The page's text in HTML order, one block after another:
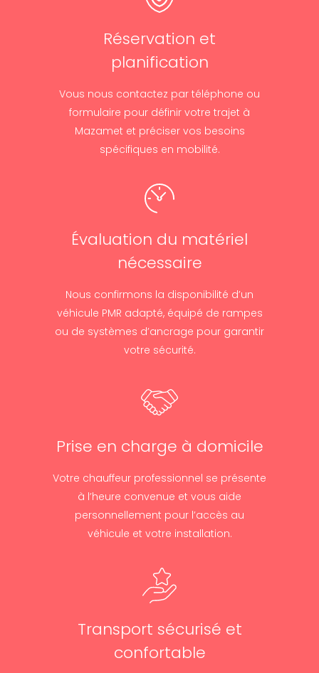
Réservation et
planification
Vous nous contactez par téléphone ou
formulaire pour définir votre trajet à
Mazamet et préciser vos besoins
spécifiques en mobilité.
Évaluation du matériel
nécessaire
Nous confirmons la disponibilité d’un
véhicule PMR adapté, équipé de rampes
ou de systèmes d’ancrage pour garantir
votre sécurité.
Prise en charge à domicile
Votre chauffeur professionnel se présente
à l’heure convenue et vous aide
personnellement pour l’accès au
véhicule et votre installation.
Transport sécurisé et
confortable